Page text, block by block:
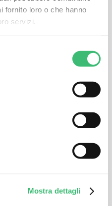
fornito loro o che hanno
servizi.
Mostra dettagli